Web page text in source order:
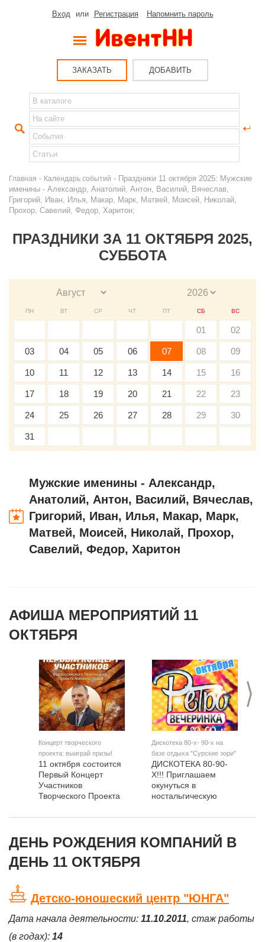
Вход или Регистрация Напомнить пароль
ЗАКАЗАТЬ ДОБАВИТЬ
Главная - Календарь событий - Праздники 11 октября 2025: Мужские
именины - Александр, Анатолий, Антон, Василий, Вячеслав,
Григорий, Иван, Илья, Макар, Марк, Матвей, Моисей, Николай,
Прохор, Савелий, Федор, Харитон;
ПРАЗДНИКИ ЗА 11 ОКТЯБРЯ 2025,
СУББОТА
ПН ВТ СР ЧТ ПТ СБ ВС
01 02
03 04 05 06 07 08 09
10 11 12 13 14 15 16
17 18 19 20 21 22 23
24 25 26 27 28 29 30
31
Мужские именины - Александр,
Анатолий, Антон, Василий, Вячеслав,
Григорий, Иван, Илья, Макар, Марк,
Матвей, Моисей, Николай, Прохор,
Савелий, Федор, Харитон
АФИША МЕРОПРИЯТИЙ 11
ОКТЯБРЯ
>
Концерт творческого
проекта: выиграй призы!
11 октября состоится
Первый Концерт
Участников
Творческого Проекта
Михаила Осина!
Дискотека 80-х- 90-х на
базе отдыха "Сурские зори"
ДИСКОТЕКА 80-90-
Х!!! Приглашаем
окунуться в
ностальгическую
80-х и 90-х!
ДЕНЬ РОЖДЕНИЯ КОМПАНИЙ В
ДЕНЬ 11 ОКТЯБРЯ
Детско-юношеский центр "ЮНГА"
Дата начала деятельности: 11.10.2011, стаж работы
(в годах): 14